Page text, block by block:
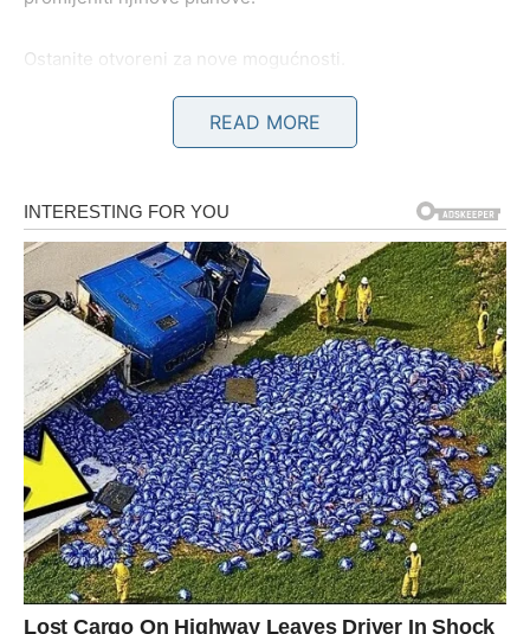
Ostanite otvoreni za nove mogućnosti.
BIK
Finansijska prilika na vidiku
Bikovi bi mogli dobiti korisnu poslovnu informaciju ili
ponudu.
Pred vama su mnogo sigurniji dani.
Poruka zvijezda
Razmišljajte dugoročno.
READ MORE